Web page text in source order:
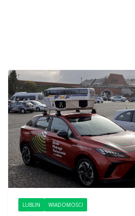
LUBLIN WIADOMOŚCI